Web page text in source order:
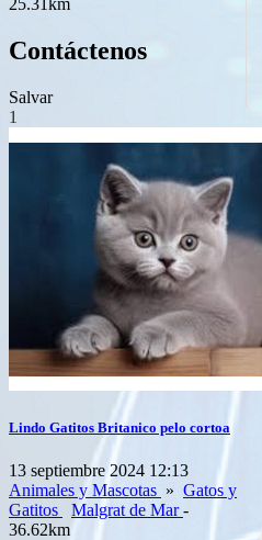
Contáctenos
Salvar
1
Lindo Gatitos Britanico pelo cortoa
13 septiembre 2024 12:13
Animales y Mascotas » Gatos y
Gatitos
Malgrat de Mar-
36.62km